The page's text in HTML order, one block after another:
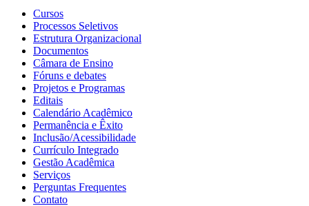
Cursos
Processos Seletivos
Estrutura Organizacional
Documentos
Câmara de Ensino
Fóruns e debates
Projetos e Programas
Editais
Calendário Acadêmico
Permanência e Êxito
Inclusão/Acessibilidade
Currículo Integrado
Gestão Acadêmica
Serviços
Perguntas Frequentes
Contato